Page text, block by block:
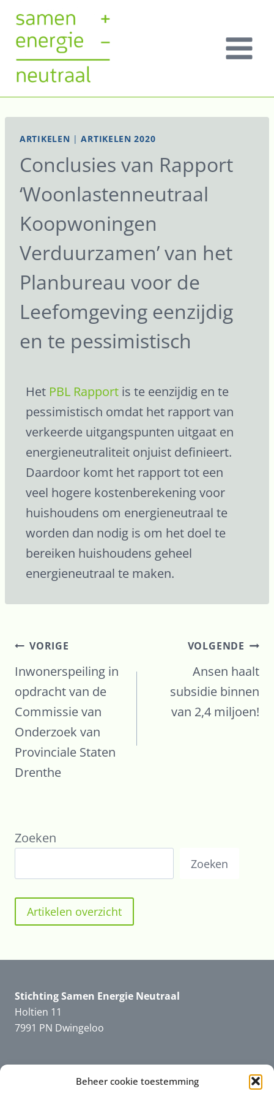
Beheer cookie toestemming
ARTIKELEN |ARTIKELEN 2020
Conclusies van Rapport
‘Woonlastenneutraal
Koopwoningen
Verduurzamen’ van het
Planbureau voor de
Leefomgeving eenzijdig
en te pessimistisch
Het PBL Rapport is te eenzijdig en te
pessimistisch omdat het rapport van
verkeerde uitgangspunten uitgaat en
energieneutraliteit onjuist definieert.
Daardoor komt het rapport tot een
veel hogere kostenberekening voor
huishoudens om energieneutraal te
worden dan nodig is om het doel te
bereiken huishoudens geheel
energieneutraal te maken.
VORIGE
Inwonerspeiling in
opdracht van de
Commissie van
Onderzoek van
Provinciale Staten
Drenthe
VOLGENDE
Ansen haalt
subsidie binnen
van 2,4 miljoen!
Zoeken
Zoeken
Artikelen overzicht
Stichting Samen Energie Neutraal
Holtien 11
7991 PN Dwingeloo
SEN